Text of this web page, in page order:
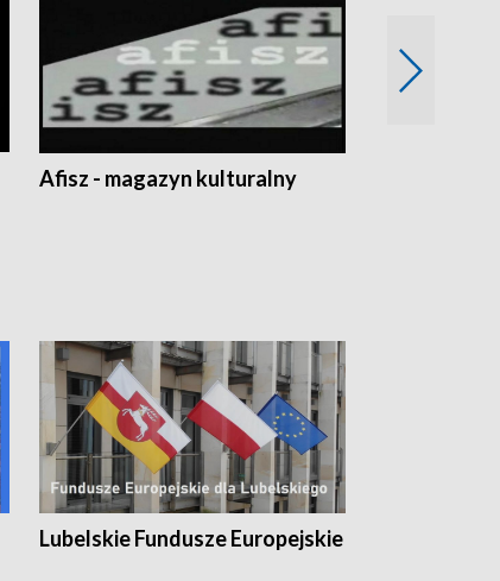
Afisz - magazyn kulturalny
Lubelskie Fundusze Europejskie